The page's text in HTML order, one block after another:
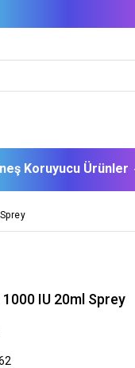
Koruyucu Ürünler
IU 20ml Sprey